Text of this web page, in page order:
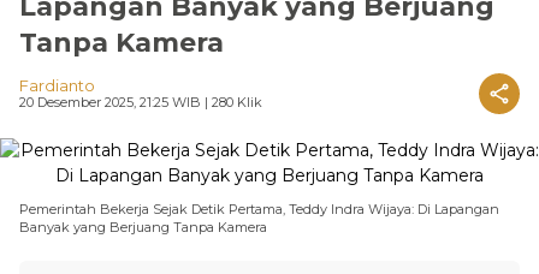
Lapangan Banyak yang Berjuang
Tanpa Kamera
Fardianto
20 Desember 2025, 21:25 WIB | 280 Klik
Pemerintah Bekerja Sejak Detik Pertama, Teddy Indra Wijaya: Di Lapangan
Banyak yang Berjuang Tanpa Kamera